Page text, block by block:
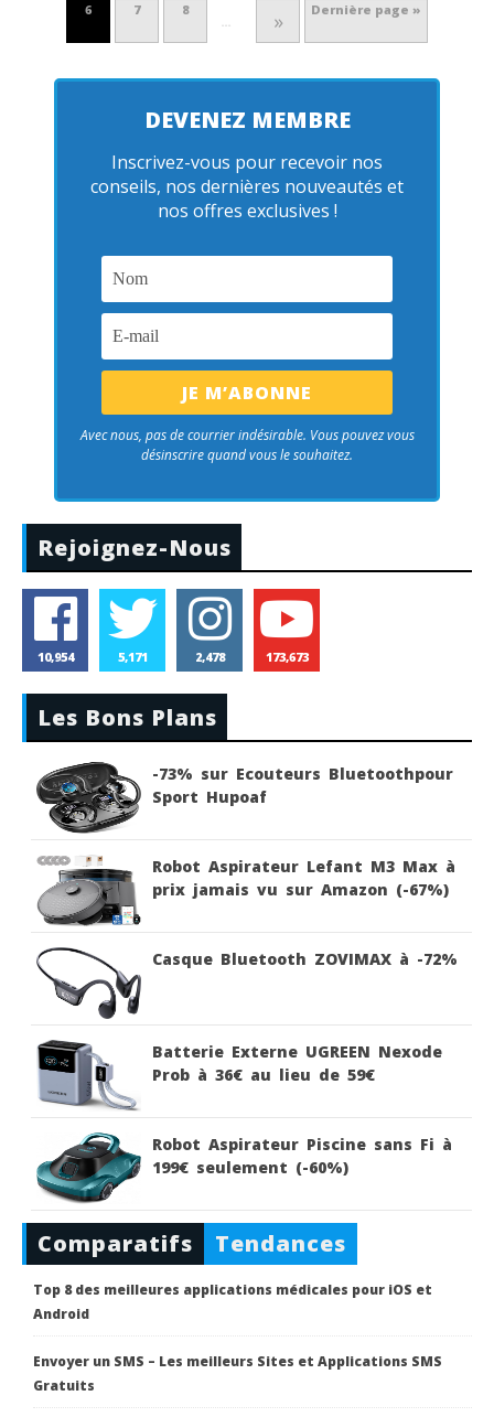
6 7 8
… » Dernière page »
DEVENEZ MEMBRE
Inscrivez-vous pour recevoir nos
conseils, nos dernières nouveautés et
nos offres exclusives !
Avec nous, pas de courrier indésirable. Vous pouvez vous
désinscrire quand vous le souhaitez.
Rejoignez-Nous
10,954 5,171 2,478 173,673
Les Bons Plans
-73% sur Ecouteurs Bluetoothpour
Sport Hupoaf
Robot Aspirateur Lefant M3 Max à
prix jamais vu sur Amazon (-67%)
Casque Bluetooth ZOVIMAX à -72%
Batterie Externe UGREEN Nexode
Prob à 36€ au lieu de 59€
Robot Aspirateur Piscine sans Fi à
199€ seulement (-60%)
Comparatifs Tendances
Top 8 des meilleures applications médicales pour iOS et
Android
Envoyer un SMS – Les meilleurs Sites et Applications SMS
Gratuits